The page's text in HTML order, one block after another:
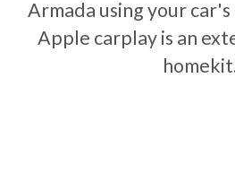
Armada using your
Apple carplay is an